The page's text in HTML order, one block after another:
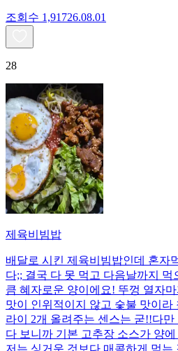
조회수 1,91726.08.01
28
제육비빔밥
배달로 시킨 제육비빔밥인데 혼자
다;; 결국 다 못 먹고 다음날까지
큼 혜자로운 양이에요! 뚜껑 열자
맛이 인위적이지 않고 숯불 맛이
라이 2개 올려주는 센스는 굳!! ​다
다 보니까 기본 고추장 소스가 양
저는 싱거운 것보다 매콤하게 먹는